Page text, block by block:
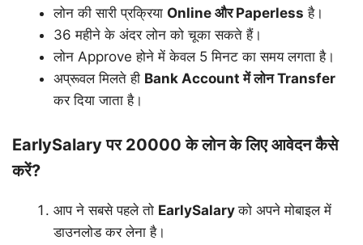
लोन की सारी प्रक्रिया Online औरPaperless है।
36 महीने के अंदर लोन को चूका सकते हैं।
लोन Approve होने में केवल 5 मिनट का समय लगता है।
अप्रूवल मिलते ही Bank Accountमें लोनTransfer
कर दिया जाता है।
EarlySalary पर 20000 के लोन के लिए आवेदन कैसे
करें?
आप ने सबसे पहले तो EarlySalaryको अपने मोबाइल में
डाउनलोड कर लेना है।